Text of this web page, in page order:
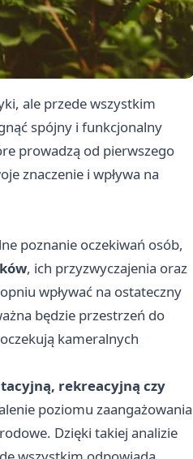
ale przede wszystkim
spójny i funkcjonalny
prowadzą od pierwszego
znaczenie i wpływa na
poznanie oczekiwań osób,
, ich przyzwyczajenia oraz
wpływać na ostateczny
będzie przestrzeń do
kameralnych
rekreacyjną czy
poziomu zaangażowania
Dzięki takiej analizie